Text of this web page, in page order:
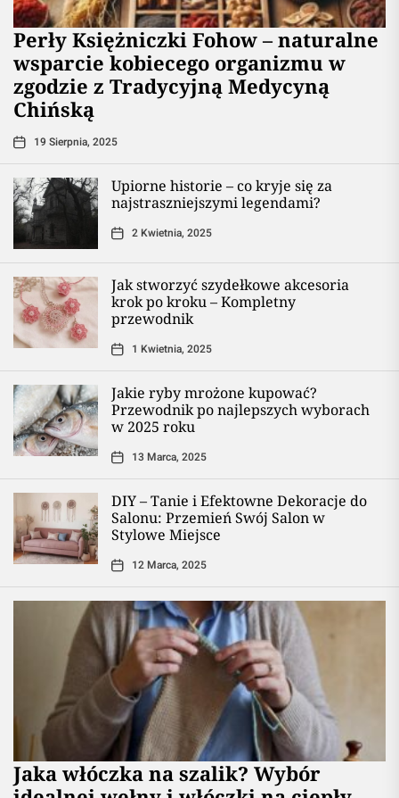
Perły Księżniczki Fohow – naturalne
wsparcie kobiecego organizmu w
zgodzie z Tradycyjną Medycyną
Chińską
19 Sierpnia, 2025
Upiorne historie – co kryje się za
najstraszniejszymi legendami?
2 Kwietnia, 2025
Jak stworzyć szydełkowe akcesoria
krok po kroku – Kompletny
przewodnik
1 Kwietnia, 2025
Jakie ryby mrożone kupować?
Przewodnik po najlepszych wyborach
w 2025 roku
13 Marca, 2025
DIY – Tanie i Efektowne Dekoracje do
Salonu: Przemień Swój Salon w
Stylowe Miejsce
12 Marca, 2025
Jaka włóczka na szalik? Wybór